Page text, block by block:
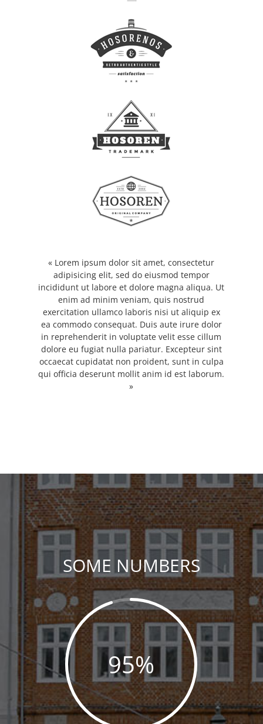
« Lorem ipsum dolor sit amet, consectetur
adipisicing elit, sed do eiusmod tempor
incididunt ut labore et dolore magna aliqua. Ut
enim ad minim veniam, quis nostrud
exercitation ullamco laboris nisi ut aliquip ex
ea commodo consequat. Duis aute irure dolor
in reprehenderit in voluptate velit esse cillum
dolore eu fugiat nulla pariatur. Excepteur sint
occaecat cupidatat non proident, sunt in culpa
qui officia deserunt mollit anim id est laborum.
»
SOME NUMBERS
95%